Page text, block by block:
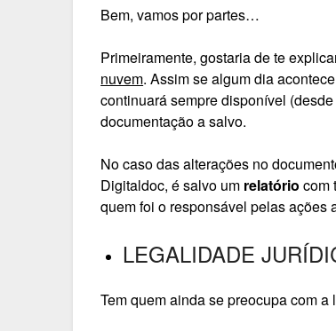
Bem, vamos por partes…
Primeiramente, gostaria de te
nuvem. Assim se algum dia
continuará sempre disponível
documentação a salvo.
No caso das alterações no
Digitaldoc, é salvo um relatório com
quem foi o responsável pelas ações
LEGALIDADE
Tem quem ainda se preocupa com